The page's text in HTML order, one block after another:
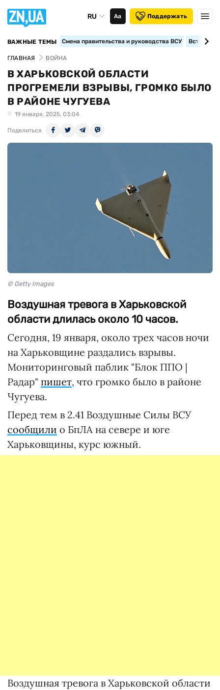
RU Аа Поддержать
ВАЖНЫЕ ТЕМЫ Смена правительства и руководства ВСУ
ГЛАВНАЯ ВОЙНА
В ХАРЬКОВСКОЙ ОБЛАСТИ
ПРОГРЕМЕЛИ ВЗРЫВЫ, ГРОМКО БЫЛО
В РАЙОНЕ ЧУГУЕВА
19 января, 2025, 03:04
Поделиться
© Getty Images
Воздушная тревога в Харьковской
области длилась около 10 часов.
Сегодня, 19 января, около трех часов ночи
на Харьковщине раздались взрывы.
Мониторинговый паблик "Блок ППО |
Радар" пишет, что громко было в районе
Чугуева.
Перед тем в 2.41 Воздушные Силы ВСУ
сообщили о БпЛА на севере и юге
Харьковщины, курс южный.
Воздушная тревога в Харьковской области